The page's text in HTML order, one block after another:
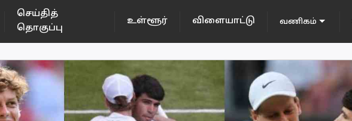
செய்தித்
தொகுப்பு
உள்ளூர் விளையாட்டு வணிகம்